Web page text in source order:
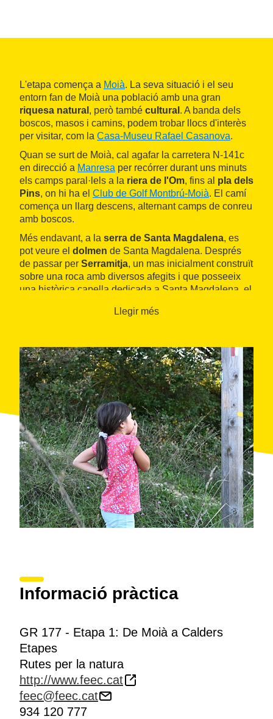
L'etapa comença a Moià. La seva situació i el seu
entorn fan de Moià una població amb una gran
riquesa natural , però també cultural . A banda dels
boscos, masos i camins, podem trobar llocs d'interès
per visitar, com la Casa-Museu Rafael Casanova.
Quan se surt de Moià, cal agafar la carretera N-141c
en direcció a Manresa per recórrer durant uns minuts
els camps paral·lels a la riera de l'Om, fins al pla dels
Pins, on hi ha el Club de Golf Montbrú-Moià. El camí
comença un llarg descens, alternant camps de conreu
amb boscos.
Més endavant, a la serra de Santa Magdalena, es
pot veure el dolmen de Santa Magdalena. Després
de passar per Serramitja, un mas inicialment construït
sobre una roca amb diversos afegits i que posseeix
una històrica capella dedicada a Santa Magdalena, el
. Tot seguit arriba a la Coma
Cingles, roques i barrancs acompanyen l'ascensió,
que es manté moderadament intensa fins arribar a
Calders. En aquesta població cal destacar les
excepcionals vistes, tant de les muntanyes del nord
(CadíoRasos de Peguera) com del pla deBageso el
cim delMontcau.
Llegir més
Informació pràctica
GR 177 - Etapa 1: De Moià a Calders
Etapes
Rutes per la natura
http://www.feec.cat
feec@feec.cat
934 120 777